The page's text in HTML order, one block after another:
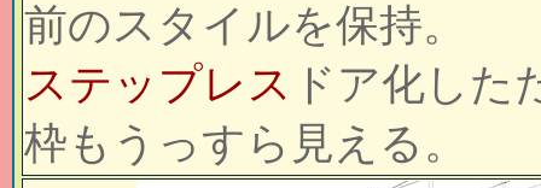
前のスタイルを保持。
ステップレス ドア化した
枠もうっすら見える。